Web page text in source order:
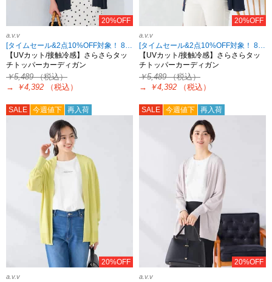
20%OFF
a.v.v
[タイムセール&2点10%OFF対象！ 8/18 8:59まで]
【UVカット/接触冷感】さらさらタッ
チトッパーカーディガン
￥5,489（税込）
→
￥4,392 （税込）
20%OFF
a.v.v
[タイムセール&2点10%OFF対象！ 8/18 8:59まで]
【UVカット/接触冷感】さらさらタッ
チトッパーカーディガン
￥5,489（税込）
→
￥4,392 （税込）
SALE 今週値下 再入荷
20%OFF
a.v.v
SALE 今週値下 再入荷
20%OFF
a.v.v